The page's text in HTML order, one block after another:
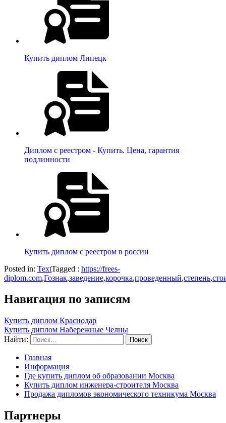
Купить диплом Липецк
Диплом с реестром - Купить. Цена, гарантия
подлинности
Купить диплом с реестром в россии
Posted in: TextTagged : https://frees-
diplom.com,Гознак,заведение,корочка,проведенный,степень,
Навигация по записям
Купить диплом Краснодар
Купить диплом Набережные Челны
Найти:
Главная
Информация
Где купить диплом об образовании Москва
Купить диплом инженера-строителя Москва
Продажа дипломов экономического техникума Москва
Партнеры